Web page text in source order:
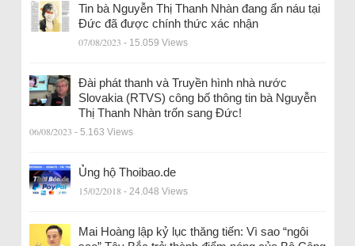
Tin bà Nguyễn Thị Thanh Nhàn đang ẩn náu tại
Đức đã được chính thức xác nhận
07/08/2023 - 15.059 Views
Đài phát thanh và Truyền hình nhà nước
Slovakia (RTVS) công bố thông tin bà Nguyễn
Thị Thanh Nhàn trốn sang Đức!
06/08/2023 - 5.163 Views
Ủng hộ Thoibao.de
15/02/2018 - 24.048 Views
Mai Hoàng lập kỷ lục thăng tiến: Vì sao “ngôi